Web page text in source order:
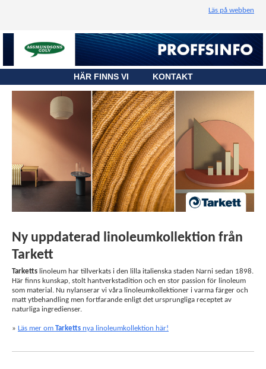
Läs på webben
HÄR FINNS VI KONTAKT
Ny uppdaterad linoleumkollektion från
Tarkett
Tarketts linoleum har tillverkats i den lilla italienska staden Narni sedan 1898.
Här finns kunskap, stolt hantverkstadition och en stor passion för linoleum
som material. Nu nylanserar vi våra linoleumkollektioner i varma färger och
matt ytbehandling men fortfarande enligt det ursprungliga receptet av
naturliga ingredienser.
» Läs mer om Tarketts nya linoleumkollektion här!